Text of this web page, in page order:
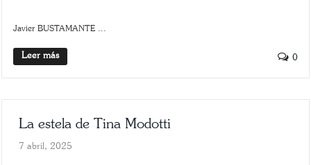
Javier BUSTAMANTE ...
Leer más 0
La estela de Tina Modotti
7 abril, 2025